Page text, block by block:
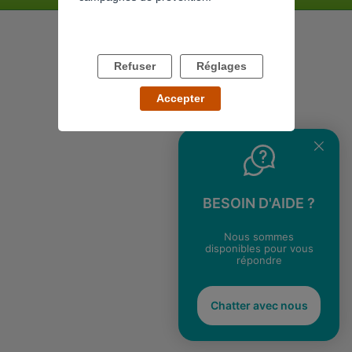
Refuser Réglages
Accepter
BESOIN D'AIDE ?
Nous sommes
disponibles pour vous
répondre
Chatter avec nous